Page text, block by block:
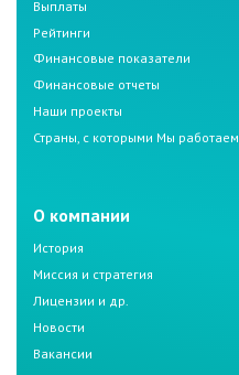
Выплаты
Рейтинги
Финансовые показатели
Финансовые отчеты
Наши проекты
Страны, с которыми Мы работаем
О компании
История
Миссия и стратегия
Лицензии и др.
Новости
Вакансии